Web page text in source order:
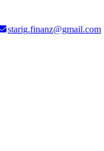
starig.finanz@gmail.com